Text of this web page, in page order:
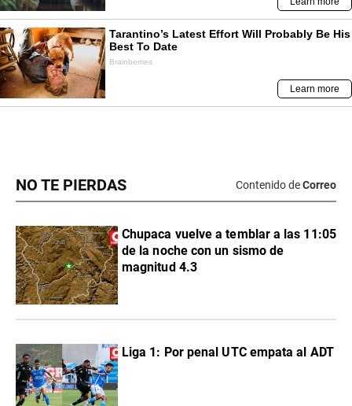
NO TE PIERDAS Contenido deCorreo
Chupaca vuelve a temblar a las 11:05
de la noche con un sismo de
magnitud 4.3
Liga 1: Por penal UTC empata al ADT